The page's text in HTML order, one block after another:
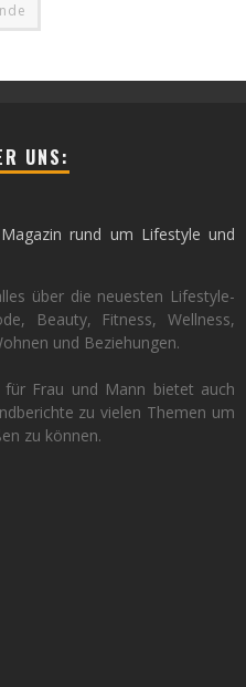
UNS:
rund um Lifestyle und
über die neuesten Lifestyle-
Beauty, Fitness, Wellness,
und Beziehungen.
Frau und Mann bietet auch
zu vielen Themen um
zu können.